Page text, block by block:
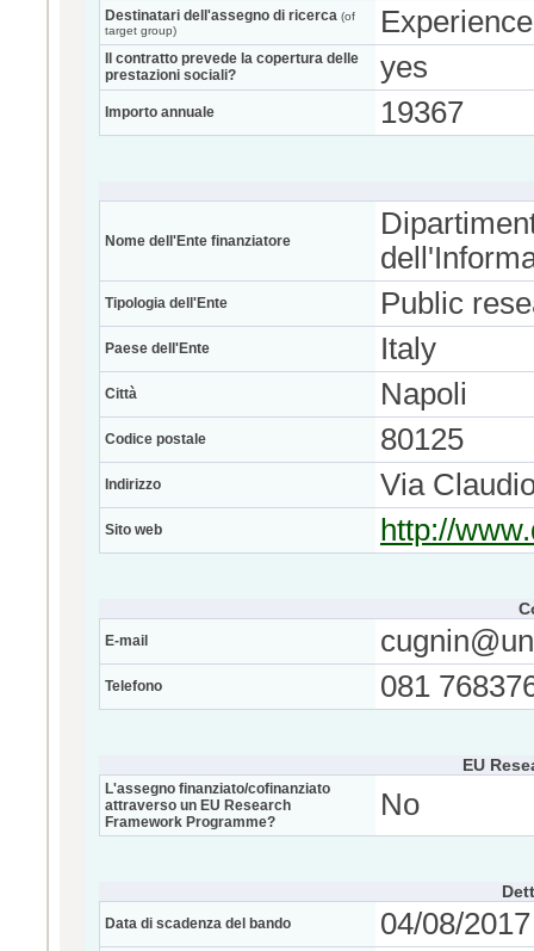
Destinatari dell'assegno di ricerca (of
target group)
Il contratto prevede la copertura delle
prestazioni sociali?
yes
Importo annuale 19367
Nome dell'Ente finanziatore
Tipologia dell'Ente Public
Paese dell'Ente Italy
Città Napoli
Codice postale 80125
Indirizzo Via
Sito web http://
E-mail
Telefono 081
EU
L'assegno finanziato/cofinanziato
attraverso un EU Research
Framework Programme?
No
Data di scadenza del bando 04/08/